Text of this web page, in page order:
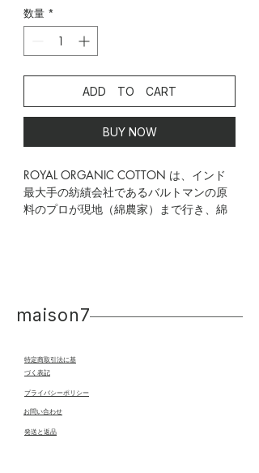
数量 *
ADD TO CART
BUY NOW
ROYAL ORGANIC COTTON は、インド
最大手の紡績会社であるバルトマンの原
料のプロが現地（綿農家）まで行き、綿
WAKAYAMAです！
******************************
made in Japan
maison7
特定商取引法に基
づく表記
プライバシーポリシー
​お問い合わせ
発送と返品